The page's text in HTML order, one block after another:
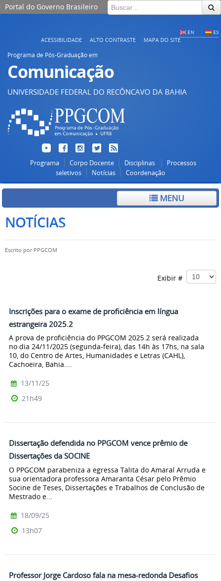
Portal do Governo Brasileiro
EN ES
ACESSIBILIDADE ALTO CONTRASTE MAPA DO SITE
Programa de Pós-Graduação em
Comunicação
UNIVERSIDADE FEDERAL DO RECÔNCAVO DA BAHIA
Programa Corpo Docente Disciplinas
Processos
seletivos
Notícias Coordenação
MENU
NOTÍCIAS
Escrito por PPGCOM
Exibir #
Inscrições para o exame de proficiência em língua
estrangeira 2025.2
A prova de proficiência do PPGCOM 2025.2 será realizada
no dia 24/11/2025 (segunda-feira), das 14h às 17hs, na sala
10, do Centro de Artes, Humanidades e Letras (CAHL),
Cachoeira, Bahia....
13/11/25
21h49
Dissertação defendida no PPGCOM vence prêmio de
Dissertações da SOCINE
O PPGCOM parabeniza a egressa Talita do Amaral Arruda e
sua orientadora professora Amaranta César pelo Prêmio
Socine de Teses, Dissertações e Trabalhos de Conclusão de
Mestrado e...
18/09/25
13h07
Professor Jorge Cardoso fala na mesa-redonda Desafios